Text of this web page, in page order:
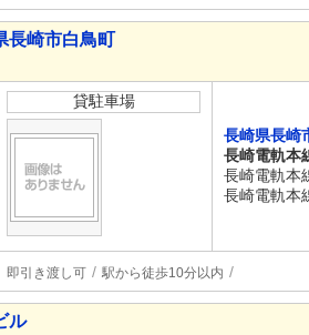
長崎市白鳥町
貸駐車場
長崎県長崎
長崎電軌本
長崎電軌本
長崎電軌本
即引き渡し可 駅から徒歩10分以内
ル